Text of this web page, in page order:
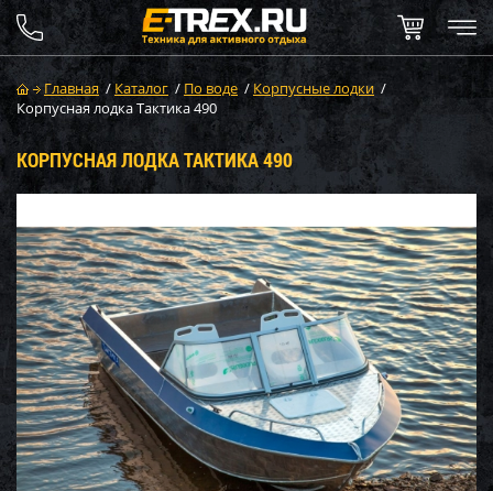
Главная / Каталог / По воде / Корпусные лодки /
Корпусная лодка Тактика 490
КОРПУСНАЯ ЛОДКА ТАКТИКА 490